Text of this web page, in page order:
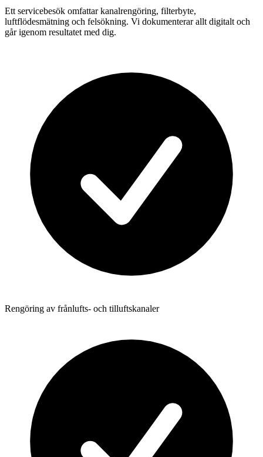
Ett servicebesök omfattar kanalrengöring, filterbyte,
luftflödesmätning och felsökning. Vi dokumenterar allt digitalt och
går igenom resultatet med dig.
Rengöring av frånlufts- och tilluftskanaler